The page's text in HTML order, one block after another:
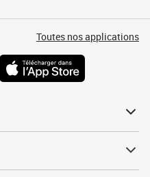
Toutes nos applications